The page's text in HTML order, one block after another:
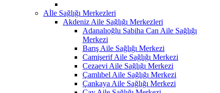
Aİle Sağlığı Merkezleri
Akdeniz Aile Sağlığı Merkezleri
Adanalıoğlu Sabiha Can Aile Sağlığı
Merkezi
Barış Aile Sağlığı Merkezi
Camişerif Aile Sağlığı Merkezi
Cezaevi Aile Sağlığı Merkezi
Çamlıbel Aile Sağlığı Merkezi
Çankaya Aile Sağlığı Merkezi